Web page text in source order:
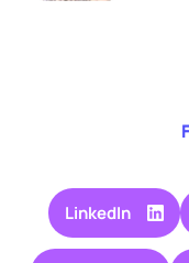
LinkedIn